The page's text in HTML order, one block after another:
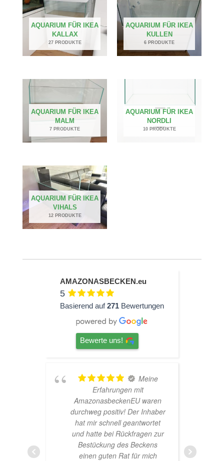
AQUARIUM FÜR IKEA
KALLAX
27 PRODUKTE
AQUARIUM FÜR IKEA
KULLEN
6 PRODUKTE
AQUARIUM FÜR IKEA
MALM
7 PRODUKTE
AQUARIUM FÜR IKEA
NORDLI
10 PRODUKTE
AQUARIUM FÜR IKEA
VIHALS
12 PRODUKTE
AMAZONASBECKEN.eu
5
Basierend auf271 Bewertungen
Bewerte uns!
Meine
Erfahrungen mit
AmazonasbeckenEU waren
durchweg positiv! Der Inhaber
hat mir schnell geantwortet
und hatte bei Rückfragen zur
Bestückung des Beckens
einen guten Rat für mich